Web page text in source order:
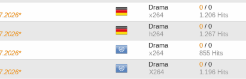
Drama
x264
0 / 0
1.206 Hits
Drama
h264
0 / 0
1.267 Hits
Drama
x264
0 / 0
855 Hits
Drama
X264
0 / 0
1.196 Hits